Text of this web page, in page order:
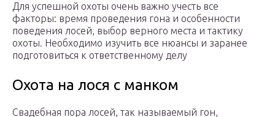
Для успешной охоты очень важно учесть все
факторы: время проведения гона и особенности
поведения лосей, выбор верного места и тактику
охоты. Необходимо изучить все нюансы и заранее
подготовиться к ответственному делу
Охота на лося с манком
Свадебная пора лосей, так называемый гон,